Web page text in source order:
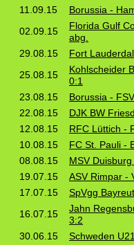
11.09.15
Borussia -
02.09.15
Florida Gulf
abg.
29.08.15
Fort
25.08.15
Kohlscheider
0:1
23.08.15
Borussia -
22.08.15
DJK BW
12.08.15
RFC Lüttich -
10.08.15
FC St. Pauli -
08.08.15
MSV
19.07.15
ASV Rimpar -
17.07.15
SpVgg
16.07.15
Jahn
3:2
30.06.15
Schweden